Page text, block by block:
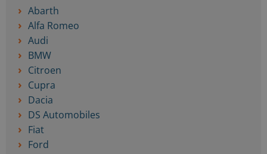
Abarth
Alfa Romeo
Audi
BMW
Citroen
Cupra
Dacia
DS Automobiles
Fiat
Ford